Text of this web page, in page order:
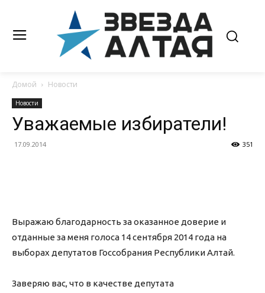
Домой Новости
Новости
Уважаемые избиратели!
17.09.2014 351
Выражаю благодарность за оказанное доверие и
отданные за меня голоса 14 сентября 2014 года на
выборах депутатов Госсобрания Республики Алтай.
Заверяю вас, что в качестве депутата